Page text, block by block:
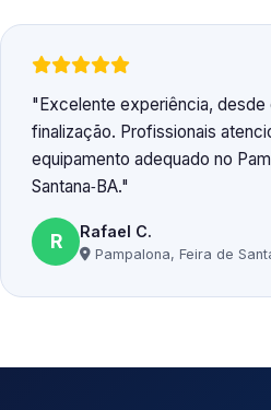
Excelente experiência,
finalização. Profissionais
equipamento adequado no
Santana‑BA.
R Rafael C.
Pampalona, Feira de